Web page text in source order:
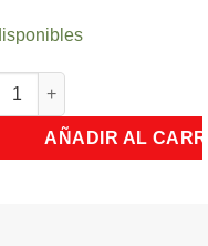
Advance Sabor a
AÑADIR AL